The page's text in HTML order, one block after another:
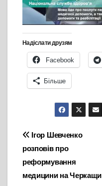
Надіслати друзям
Facebook
Більше
Навігація
записів
Ігор Шевченко
розповів про
реформування
медицини на